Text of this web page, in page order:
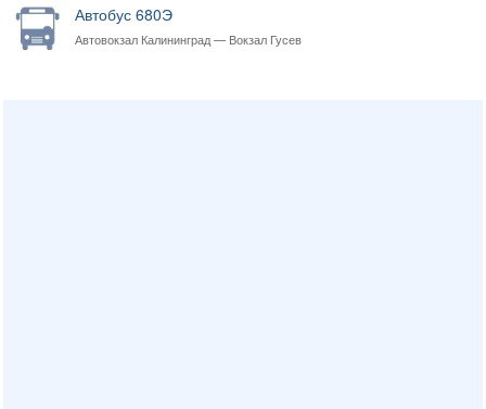
Автобус 680Э
Автовокзал Калининград — Вокзал Гусев